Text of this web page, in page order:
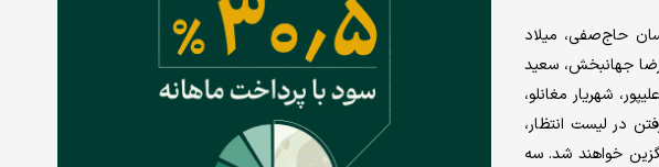
حاج‌صفی، میلاد
جهانبخش، سعید
شهریار مغانلو،
در لیست انتظار،
۲۴ ساعت مانده به مسابقات جایگزین خواهند شد. سه